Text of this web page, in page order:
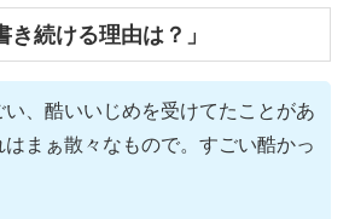
き続ける理由は？」
い、酷いいじめを受けてたことがあ
まぁ散々なもので。すごい酷かっ